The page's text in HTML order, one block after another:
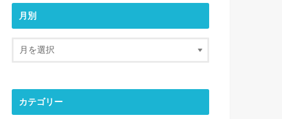
月別
カテゴリー